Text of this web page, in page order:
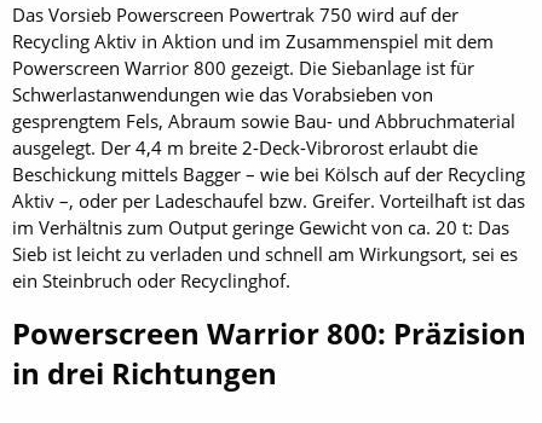
Das Vorsieb Powerscreen Powertrak 750 wird auf der
Recycling Aktiv in Aktion und im Zusammenspiel mit dem
Powerscreen Warrior 800 gezeigt. Die Siebanlage ist für
Schwerlastanwendungen wie das Vorabsieben von
gesprengtem Fels, Abraum sowie Bau- und Abbruchmaterial
ausgelegt. Der 4,4 m breite 2-Deck-Vibrorost erlaubt die
Beschickung mittels Bagger – wie bei Kölsch auf der Recycling
Aktiv –, oder per Ladeschaufel bzw. Greifer. Vorteilhaft ist das
im Verhältnis zum Output geringe Gewicht von ca. 20 t: Das
Sieb ist leicht zu verladen und schnell am Wirkungsort, sei es
ein Steinbruch oder Recyclinghof.
Powerscreen Warrior 800: Präzision
in drei Richtungen